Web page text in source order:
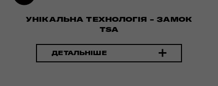
УНІКАЛЬНА ТЕХНОЛОГІЯ - ЗАМОК
TSA
ДЕТАЛЬНІШЕ